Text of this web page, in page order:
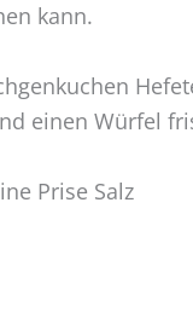
kann.
einen Würfel
Prise Salz